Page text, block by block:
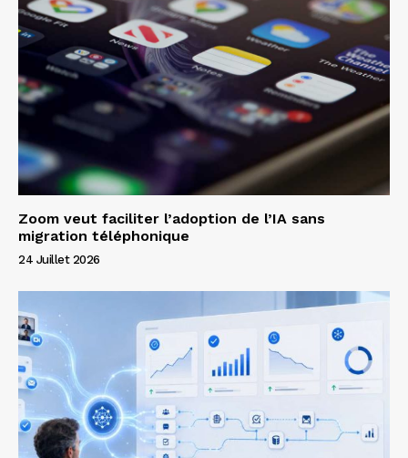
Zoom veut faciliter l’adoption de l’IA sans
migration téléphonique
24 Juillet 2026